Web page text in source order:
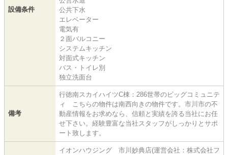
設備条件
公共下水
エレベーター
電気有
２面バルコニー
システムキッチン
対面式キッチン
バス・トイレ別
独立洗面台
備考
行徳南スカイハイツC棟：286世帯のビッグコミュニテ
ィ こちらの物件は南西向きの物件です。市川市の不
動産情報をお求めなら、信頼と実績を誇る当社にお任
せ下さい。経験豊富な当社スタッフがしっかりとサポ
ート致します。
イオンハウジング 市川妙典店(運営会社：株式会社フ